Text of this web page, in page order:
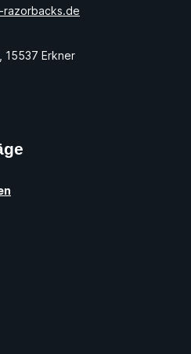
15537 Erkner